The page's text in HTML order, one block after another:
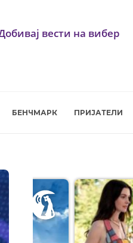
вести на вибер
БЕНЧМАРК ПРИЈАТЕЛИ